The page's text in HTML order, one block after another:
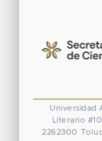
Universidad
Literario
2262300